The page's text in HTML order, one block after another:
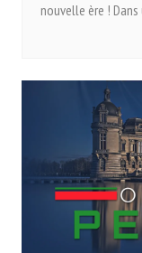
nouvelle ère ! Dans